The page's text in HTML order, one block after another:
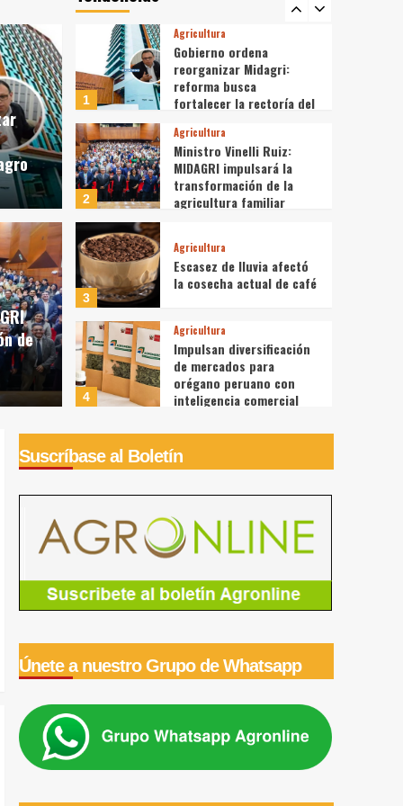
MIDAGRI
de la
de
7 mil toneladas en los
1
Agricultura
Gobierno ordena
reorganizar Midagri:
reforma busca
fortalecer la rectoría del
2
Agricultura
Ministro Vinelli Ruiz:
MIDAGRI impulsará la
transformación de la
agricultura familiar
3
Agricultura
Escasez de lluvia afectó
la cosecha actual de café
4
Agricultura
Impulsan diversificación
de mercados para
orégano peruano con
inteligencia comercial
5
abastecimiento de
7 mil toneladas en los
mercados mayoristas
1
Agricultura
Gobierno ordena
reforma busca
fortalecer la rectoría del
agro
Ministro Vinelli Ruiz:
MIDAGRI impulsará la
transformación de la
Agricultura
Suscríbase al Boletín
Únete a nuestro Grupo de Whatsapp